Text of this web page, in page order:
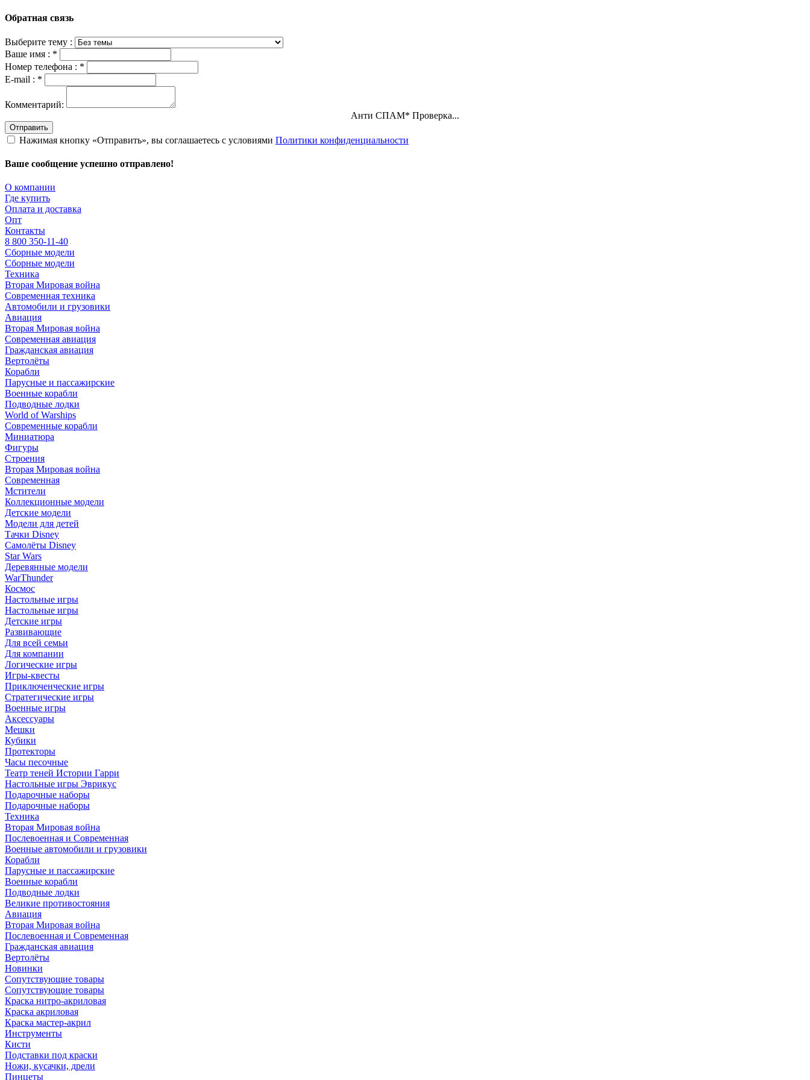
Обратная связь
Выберите тему :
Ваше имя : *
Номер телефона : *
E-mail : *
Комментарий:
Анти СПАМ* Проверка...
Отправить
Нажимая кнопку «Отправить», вы соглашаетесь с условиями Политики конфиденциальности
Ваше сообщение успешно отправлено!
О компании
Где купить
Оплата и доставка
Опт
Контакты
8 800 350-11-40
Сборные модели
Сборные модели
Техника
Вторая Мировая война
Современная техника
Автомобили и грузовики
Авиация
Вторая Мировая война
Современная авиация
Гражданская авиация
Вертолёты
Корабли
Парусные и пассажирские
Военные корабли
Подводные лодки
World of Warships
Современные корабли
Миниатюра
Фигуры
Строения
Вторая Мировая война
Современная
Мстители
Коллекционные модели
Детские модели
Модели для детей
Тачки Disney
Самолёты Disney
Star Wars
Деревянные модели
WarThunder
Космос
Настольные игры
Настольные игры
Детские игры
Развивающие
Для всей семьи
Для компании
Логические игры
Игры-квесты
Приключенческие игры
Стратегические игры
Военные игры
Аксессуары
Мешки
Кубики
Протекторы
Часы песочные
Театр теней Истории Гарри
Настольные игры Эврикус
Подарочные наборы
Подарочные наборы
Техника
Вторая Мировая война
Послевоенная и Современная
Военные автомобили и грузовики
Корабли
Парусные и пассажирские
Военные корабли
Подводные лодки
Великие противостояния
Авиация
Вторая Мировая война
Послевоенная и Современная
Гражданская авиация
Вертолёты
Новинки
Сопутствующие товары
Сопутствующие товары
Краска нитро-акриловая
Краска акриловая
Краска мастер-акрил
Инструменты
Кисти
Подставки под краски
Ножи, кусачки, дрели
Пинцеты